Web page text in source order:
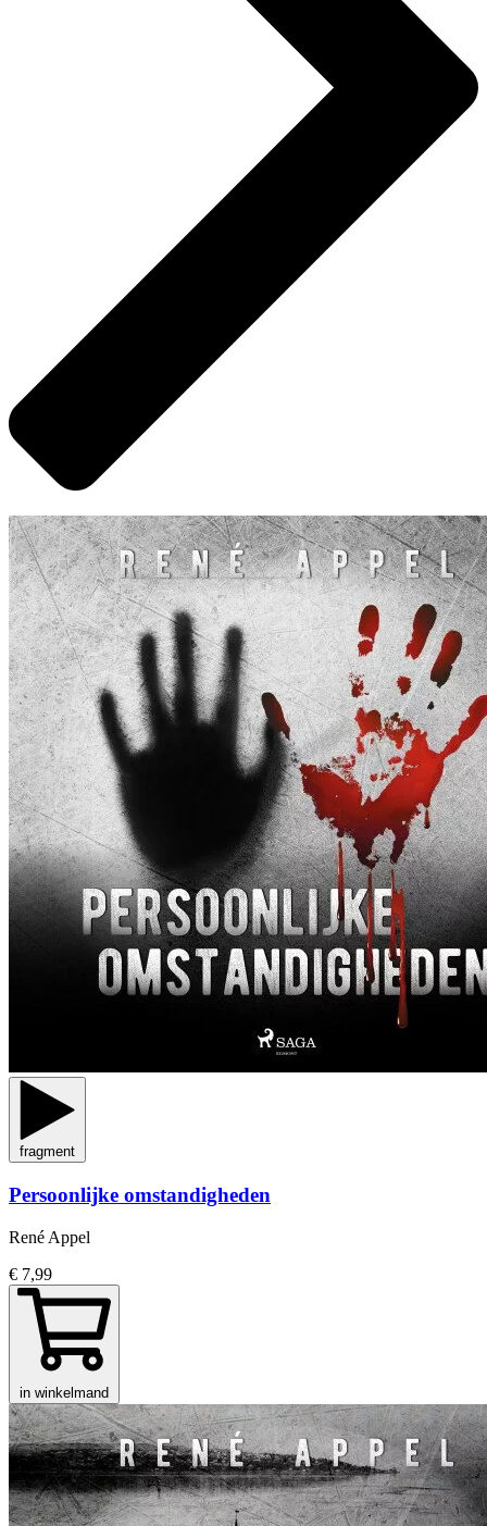
fragment
Persoonlijke omstandigheden
René Appel
€ 7,99
in winkelmand